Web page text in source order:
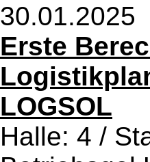
30.01.2025
Erste
LOGSOL
Halle: 4 /